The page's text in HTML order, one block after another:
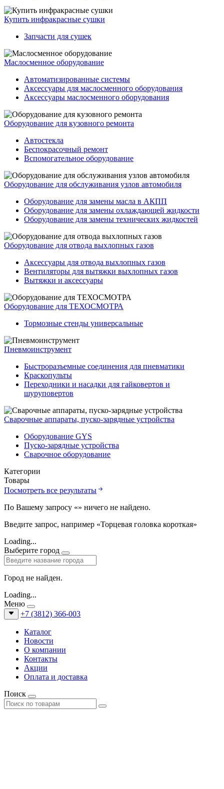
Купить инфракрасные сушки
Запчасти для сушек
Маслосменное оборудование
Автоматизированные системы
Аксессуары для маслосменного оборудования
Аксессуары маслосменного оборудования
Оборудование для кузовного ремонта
Автостекла
Беспокрасочный ремонт
Вспомогательное оборудование
Оборудование для обслуживания узлов автомобиля
Оборудование для замены масла в АКПП
Оборудование для замены охлаждающей жидкости
Оборудование для замены технических жидкостей
Оборудование для отвода выхлопных газов
Аксессуары для отвода выхлопных газов
Вентиляторы для вытяжки выхлопных газов
Вытяжки и аксессуары
Оборудование для ТЕХОСМОТРА
Тормозные стенды универсальные
Пневмоинструмент
Быстроразъемные соединения для пневматики
Краскопульты
Переходники и насадки для гайковертов и
шуруповертов
Сварочные аппараты, пуско-зарядные устройства
Оборудование GYS
Пуско-зарядные устройства
Сварочное оборудование
Категории
Товары
Посмотреть все результаты
По Вашему запросу «» ничего не найдено.
Введите запрос, например «Торцевая головка короткая»
Loading...
Выберите город
Город не найден.
Loading...
Меню
+7 (3812) 366-003
Каталог
Новости
О компании
Контакты
Акции
Оплата и доставка
Поиск